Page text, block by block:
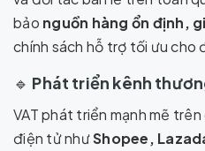
bảo nguồn hàng ổn định,
chính sách hỗ trợ tối ưu cho
🔹 Phát triển kênh
VAT phát triển mạnh mẽ
điện tử nhưShopee,